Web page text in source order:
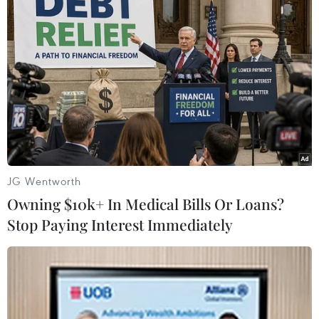
#Afripol #Xây dựng hòa bình
#Thỏa thuận phối hợp
#Cơ quan cảnh sát
#Phòng chống khủng bố
#Tội phạm xuyên biên giới
JG Wentworth
Owning $10k+ In Medical Bills Or Loans?
Stop Paying Interest Immediately